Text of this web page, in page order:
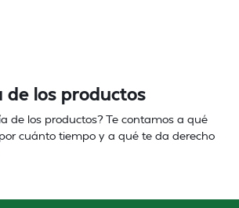
los productos
de los productos? Te contamos a qué
cuánto tiempo y a qué te da derecho